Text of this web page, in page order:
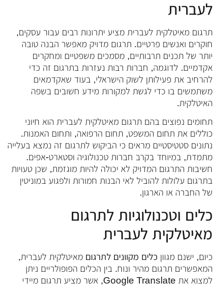
לעברית
תרגום מאיטלקית לעברית מציע יתרונות רבים עבור עסקים,
חוקרים ואנשים פרטיים. תרגום מדויק מאפשר הבנה טובה
יותר של תכנים תרבותיים, מסמכים משפטיים ומחקרים
אקדמיים. לדוגמה, חברות רבות נעזרות בתרגום זה כדי
להרחיב את פעילותן לשוק הישראלי, בעוד שאקדמאים
משתמשים בו כדי לגשת למקורות מידע חשובים בשפה
האיטלקית.
תחומים נפוצים בהם תרגום מאיטלקית לעברית הוא חיוני
כוללים את תחום המשפט, תחום הרפואה, ותחום האמנות.
נתונים סטטיסטיים מראים כי הביקוש לתרגום זה נמצא בעלייה
מתמדת, במיוחד בקרב חברות טכנולוגיה וסטארט-אפים.
חשיבות התרגום המדויק לא יכולה להיות מוגזמת, שכן טעויות
בתרגום עלולות להוביל לאי הבנות חמורות ולפגוע במוניטין
של החברה או הארגון.
כלים וטכנולוגיות לתרגום
מאיטלקית לעברית
כיום, ישנם מגוון כלים מקוונים לתרגום מאיטלקית לעברית,
המאפשרים תרגום מהיר ונוח. בין הכלים הפופולריים ניתן
למצוא את Google Translate, אשר מציע תרגום מיידי